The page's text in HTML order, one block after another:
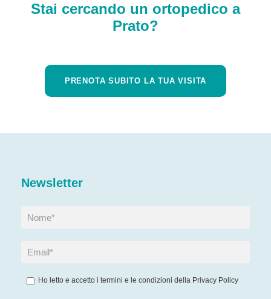
Stai cercando un ortopedico a
Prato?
PRENOTA SUBITO LA TUA VISITA
Newsletter
Ho letto e accetto i termini e le condizioni della Privacy Policy